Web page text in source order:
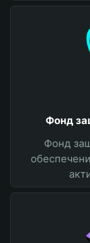
Фонд
Фонд